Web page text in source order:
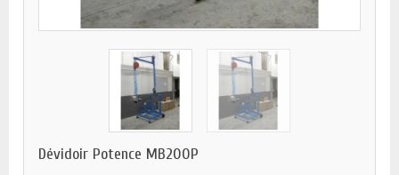
Dévidoir Potence MB200P